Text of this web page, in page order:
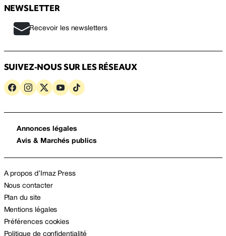
NEWSLETTER
Recevoir les newsletters
SUIVEZ-NOUS SUR LES RÉSEAUX
Annonces légales
Avis & Marchés publics
A propos d’Imaz Press
Nous contacter
Plan du site
Mentions légales
Préférences cookies
Politique de confidentialité